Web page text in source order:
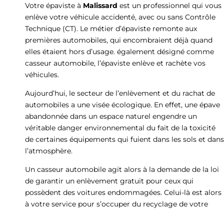
Votre épaviste à Malissard est un professionnel qui vous
enlève votre véhicule accidenté, avec ou sans Contrôle
Technique (CT). Le métier d’épaviste remonte aux
premières automobiles, qui encombraient déjà quand
elles étaient hors d’usage. également désigné comme
casseur automobile, l’épaviste enlève et rachète vos
véhicules.
Aujourd’hui, le secteur de l’enlèvement et du rachat de
automobiles a une visée écologique. En effet, une épave
abandonnée dans un espace naturel engendre un
véritable danger environnemental du fait de la toxicité
de certaines équipements qui fuient dans les sols et dans
l’atmosphère.
Un casseur automobile agit alors à la demande de la loi
de garantir un enlèvement gratuit pour ceux qui
possèdent des voitures endommagées. Celui-là est alors
à votre service pour s’occuper du recyclage de votre